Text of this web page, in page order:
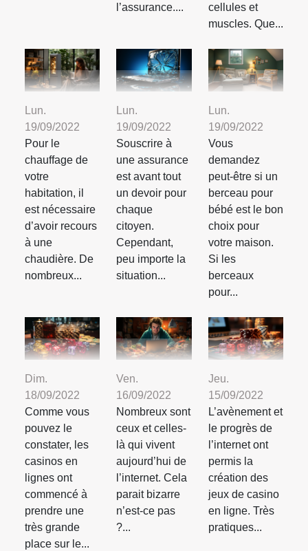
l’assurance....
cellules et
muscles. Que...
Lun.
19/09/2022
Pour le
chauffage de
votre
habitation, il
est nécessaire
d’avoir recours
à une
chaudière. De
nombreux...
Lun.
19/09/2022
Souscrire à
une assurance
est avant tout
un devoir pour
chaque
citoyen.
Cependant,
peu importe la
situation...
Lun.
19/09/2022
Vous
demandez
peut-être si un
berceau pour
bébé est le bon
choix pour
votre maison.
Si les
berceaux
pour...
Dim.
18/09/2022
Comme vous
pouvez le
constater, les
casinos en
lignes ont
commencé à
prendre une
très grande
place sur le...
Ven.
16/09/2022
Nombreux sont
ceux et celles-
là qui vivent
aujourd’hui de
l’internet. Cela
parait bizarre
n’est-ce pas
?...
Jeu.
15/09/2022
L’avènement et
le progrès de
l’internet ont
permis la
création des
jeux de casino
en ligne. Très
pratiques...